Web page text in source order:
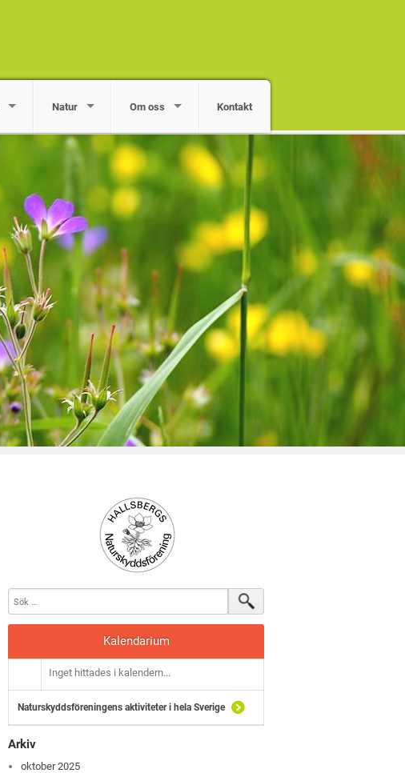
Natur Om oss Kontakt
Kalendarium
Inget hittades i kalendern...
Naturskyddsföreningens aktiviteter i hela Sverige
Arkiv
oktober 2025